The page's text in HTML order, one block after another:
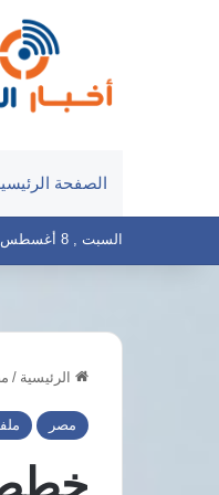
الصفحة
السبت , 8 أغسطس 2026
الرئيسية /
مصر